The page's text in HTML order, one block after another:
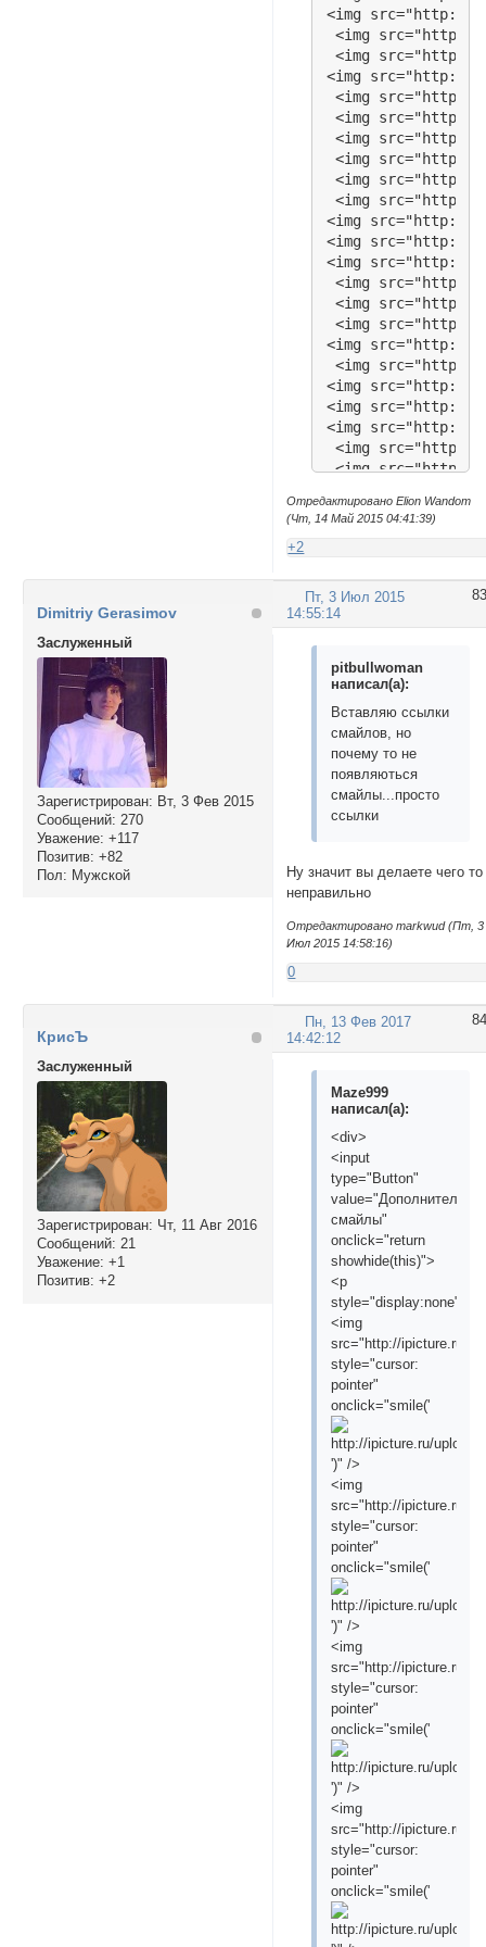
<img src="
<img src="
<img src="
<img src="
<img src="
<img src="
<img src="
<img src="
<img src="http://
<img src="http://
<img
<img src="http://
<img src="http://
<img
<img
<img src="http://
<img
<img src="http://
<img src="http://
<img src="http://
<img src="http://
<img
<img
<img src="http://
<img src="http://
<img
<img src="http://
<img src="http://
<img src="http://
<img src="http://
<img src="http://
<img src="http://
<img
<img src="http://
<img src="http://
<img src="http://
Отредактировано Elion Wandom
(Чт, 14 Май 2015 04:41:39)
+2
83
Пт, 3 Июл 2015
14:55:14
Dimitriy Gerasimov
Заслуженный
Зарегистрирован: Вт, 3 Фев 2015
Сообщений: 270
Уважение: +117
Позитив: +82
Пол: Мужской
pitbullwoman
написал(а):
Вставляю ссылки
смайлов, но
почему то не
появляються
смайлы...просто
ссылки
Ну значит вы делаете чего то
неправильно
Отредактировано markwud (Пт, 3
Июл 2015 14:58:16)
0
84
Пн, 13 Фев 2017
14:42:12
КрисЪ
Заслуженный
Зарегистрирован: Чт, 11 Авг 2016
Сообщений: 21
Уважение: +1
Позитив: +2
Maze999
написал(а):
<div>
<input
type="Button"
смайлы"
onclick="return
showhide(this)">
<p
style="display:none">
<img
src="http://ipicture.ru/
style="cursor:
pointer"
onclick="smile('
')" />
<img
src="http://ipicture.ru/
style="cursor:
pointer"
onclick="smile('
')" />
<img
src="http://ipicture.ru/
style="cursor:
pointer"
onclick="smile('
')" />
<img
src="http://ipicture.ru/
style="cursor:
pointer"
onclick="smile('